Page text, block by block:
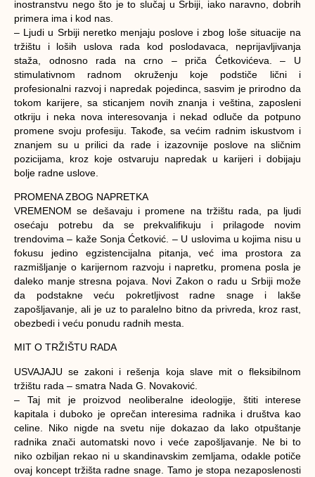
inostranstvu nego što je to slučaj u Srbiji, iako naravno, dobrih
primera ima i kod nas.
– Ljudi u Srbiji neretko menjaju poslove i zbog loše situacije na
tržištu i loših uslova rada kod poslodavaca, neprijavljivanja
staža, odnosno rada na crno – priča Ćetkovićeva. – U
stimulativnom radnom okruženju koje podstiče lični i
profesionalni razvoj i napredak pojedinca, sasvim je prirodno da
tokom karijere, sa sticanjem novih znanja i veština, zaposleni
otkriju i neka nova interesovanja i nekad odluče da potpuno
promene svoju profesiju. Takođe, sa većim radnim iskustvom i
znanjem su u prilici da rade i izazovnije poslove na sličnim
pozicijama, kroz koje ostvaruju napredak u karijeri i dobijaju
bolje radne uslove.
PROMENA ZBOG NAPRETKA
VREMENOM se dešavaju i promene na tržištu rada, pa ljudi
osećaju potrebu da se prekvalifikuju i prilagode novim
trendovima – kaže Sonja Ćetković. – U uslovima u kojima nisu u
fokusu jedino egzistencijalna pitanja, već ima prostora za
razmišljanje o karijernom razvoju i napretku, promena posla je
daleko manje stresna pojava. Novi Zakon o radu u Srbiji može
da podstakne veću pokretljivost radne snage i lakše
zapošljavanje, ali je uz to paralelno bitno da privreda, kroz rast,
obezbedi i veću ponudu radnih mesta.
MIT O TRŽIŠTU RADA
USVAJAJU se zakoni i rešenja koja slave mit o fleksibilnom
tržištu rada – smatra Nada G. Novaković.
– Taj mit je proizvod neoliberalne ideologije, štiti interese
kapitala i duboko je oprečan interesima radnika i društva kao
celine. Niko nigde na svetu nije dokazao da lako otpuštanje
radnika znači automatski novo i veće zapošljavanje. Ne bi to
niko ozbiljan rekao ni u skandinavskim zemljama, odakle potiče
ovaj koncept tržišta radne snage. Tamo je stopa nezaposlenosti